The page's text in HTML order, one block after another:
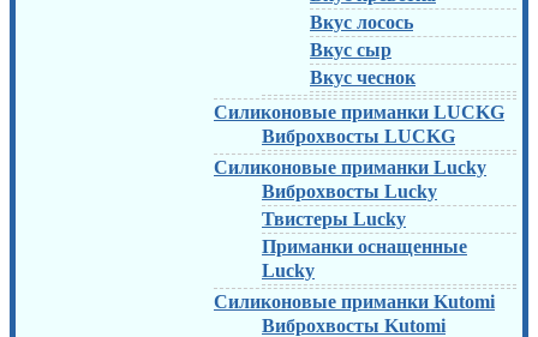
Вкус лосось
Вкус сыр
Вкус чеснок
Силиконовые приманки LUCKG
Виброхвосты LUCKG
Силиконовые приманки Lucky
Виброхвосты Lucky
Твистеры Lucky
Приманки оснащенные
Lucky
Силиконовые приманки Kutomi
Виброхвосты Kutomi